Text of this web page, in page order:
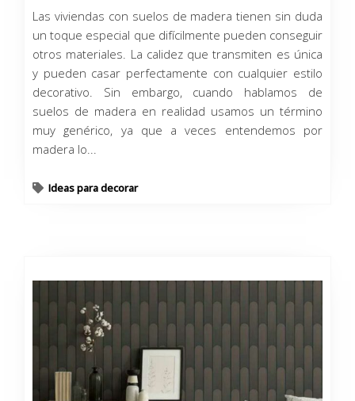
Las viviendas con suelos de madera tienen sin duda
un toque especial que difícilmente pueden conseguir
otros materiales. La calidez que transmiten es única
y pueden casar perfectamente con cualquier estilo
decorativo. Sin embargo, cuando hablamos de
suelos de madera en realidad usamos un término
muy genérico, ya que a veces entendemos por
madera lo...
Ideas para decorar